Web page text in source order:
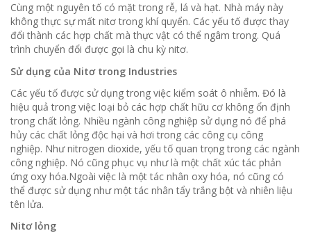
Cùng một nguyên tố có mặt trong rễ, lá và hạt. Nhà máy này
không thực sự mất nitơ trong khí quyển. Các yếu tố được thay
đổi thành các hợp chất mà thực vật có thể ngâm trong. Quá
trình chuyển đổi được gọi là chu kỳ nitơ.
Sử dụng của Nitơ trong Industries
Các yếu tố được sử dụng trong việc kiểm soát ô nhiễm. Đó là
hiệu quả trong việc loại bỏ các hợp chất hữu cơ không ổn định
trong chất lỏng. Nhiều ngành công nghiệp sử dụng nó để phá
hủy các chất lỏng độc hại và hơi trong các công cụ công
nghiệp. Như nitrogen dioxide, yếu tố quan trọng trong các ngành
công nghiệp. Nó cũng phục vụ như là một chất xúc tác phản
ứng oxy hóa.Ngoài việc là một tác nhân oxy hóa, nó cũng có
thể được sử dụng như một tác nhân tẩy trắng bột và nhiên liệu
tên lửa.
Nitơ lỏng